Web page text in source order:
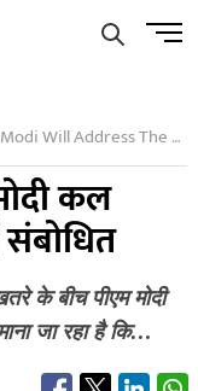
Menu
The Country On Tuesday
कल
के बीच पीएम मोदी
जा रहा है कि…